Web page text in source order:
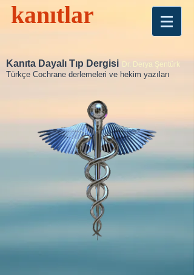
kanıtlar
Kanıta Dayalı Tıp Dergisi Dr. Derya Şentürk
Türkçe Cochrane derlemeleri ve hekim yazıları